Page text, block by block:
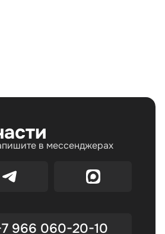
в мессенджерах
966 060-20-10